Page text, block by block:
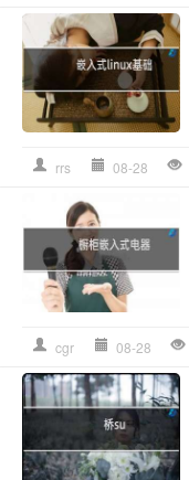
rrs 08-28
cgr 08-28